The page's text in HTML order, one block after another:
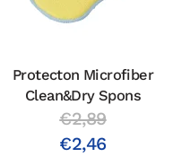
Protecton Microfiber
Clean&Dry Spons
€2,89
€2,46